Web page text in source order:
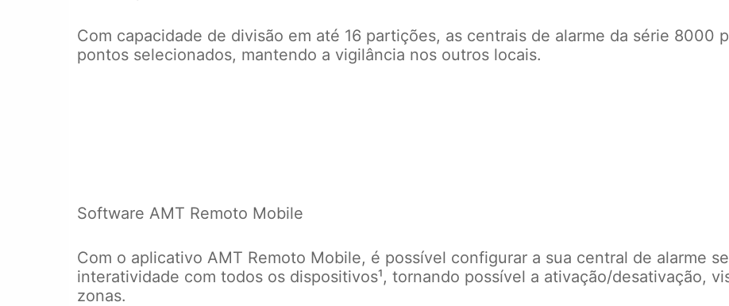
Com capacidade de divisão em até 16 partições, as centrais de alarme da série 8000
pontos selecionados, mantendo a vigilância nos outros locais.
Software AMT Remoto Mobile
Com o aplicativo AMT Remoto Mobile, é possível configurar a sua central de alarme
interatividade com todos os dispositivos¹, tornando possível a ativação/desativação,
zonas.